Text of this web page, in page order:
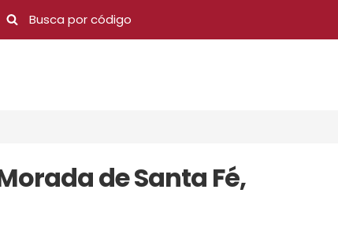
de Santa Fé,